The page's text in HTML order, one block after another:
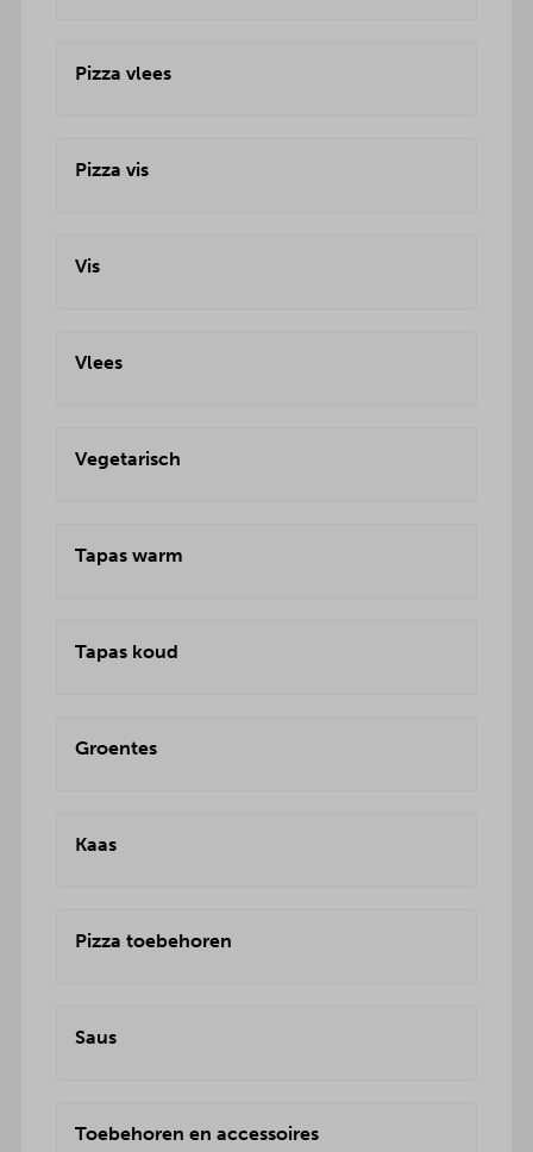
Pizza vlees
Pizza vis
Vis
Vlees
Vegetarisch
Tapas warm
Tapas koud
Groentes
Kaas
Pizza toebehoren
Saus
Toebehoren en accessoires